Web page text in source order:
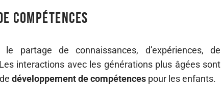
compétences
partage de connaissances, d’expériences, de
interactions avec les générations plus âgées sont
développement de compétences pour les enfants.